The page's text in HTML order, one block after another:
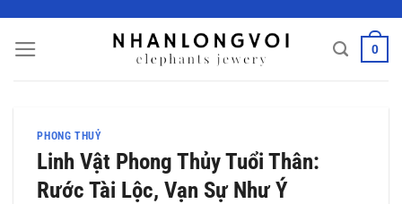
nội
0
PHONG THUỶ
Linh Vật Phong Thủy Tuổi Thân:
Rước Tài Lộc, Vạn Sự Như Ý